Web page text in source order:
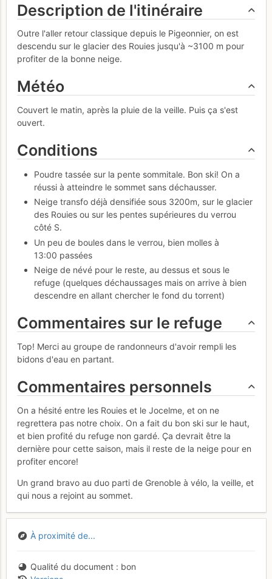
Description de l'itinéraire
Outre l'aller retour classique depuis le Pigeonnier, on est
descendu sur le glacier des Rouies jusqu'à ~3100 m pour
profiter de la bonne neige.
Météo
Couvert le matin, après la pluie de la veille. Puis ça s'est
ouvert.
Conditions
Poudre tassée sur la pente sommitale. Bon ski! On a
réussi à atteindre le sommet sans déchausser.
Neige transfo déjà densifiée sous 3200m, sur le glacier
des Rouies ou sur les pentes supérieures du verrou
côté S.
Un peu de boules dans le verrou, bien molles à
13:00 passées
Neige de névé pour le reste, au dessus et sous le
refuge (quelques déchaussages mais on arrive à bien
descendre en allant chercher le fond du torrent)
Commentaires sur le refuge
Top! Merci au groupe de randonneurs d'avoir rempli les
bidons d'eau en partant.
Commentaires personnels
On a hésité entre les Rouies et le Jocelme, et on ne
regrettera pas notre choix. On a fait du bon ski sur le haut,
et bien profité du refuge non gardé. Ça devrait être la
dernière pour cette saison, mais il reste de la neige pour en
profiter encore!
Un grand bravo au duo parti de Grenoble à vélo, la veille, et
qui nous a rejoint au sommet.
À proximité de...
Qualité du document
bon